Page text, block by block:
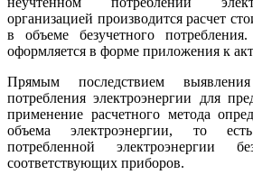
организацией производится расчет
в объеме безучетного
оформляется в форме приложения к
Прямым последствием
потребления электроэнергии для
применение расчетного метода
объема электроэнергии, то
потребленной электроэнергии
соответствующих приборов.